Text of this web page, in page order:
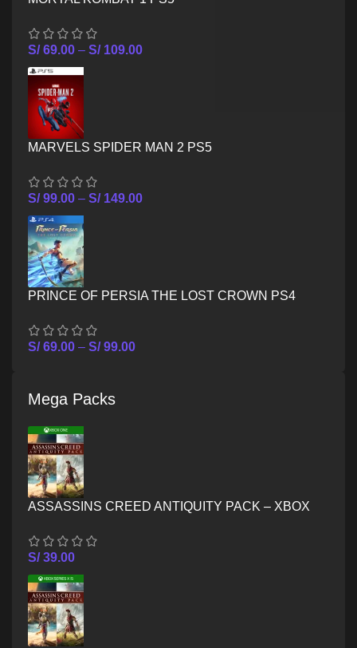
S/69.00 – S/109.00
MARVELS SPIDER MAN 2 PS5
S/99.00 – S/149.00
PRINCE OF PERSIA THE LOST CROWN PS4
S/69.00 – S/99.00
Mega Packs
ASSASSINS CREED ANTIQUITY PACK – XBOX
S/39.00